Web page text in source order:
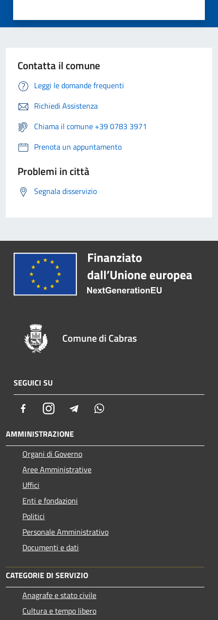
Contatta il comune
Leggi le domande frequenti
Richiedi Assistenza
Chiama il comune +39 0783 3971
Prenota un appuntamento
Problemi in città
Segnala disservizio
Comune di Cabras
SEGUICI SU
FacebookInstagram Telegram
AMMINISTRAZIONE
Organi di Governo
Aree Amministrative
Uffici
Enti e fondazioni
Politici
Personale Amministrativo
Documenti e dati
CATEGORIE DI SERVIZIO
Anagrafe e stato civile
Cultura e tempo libero